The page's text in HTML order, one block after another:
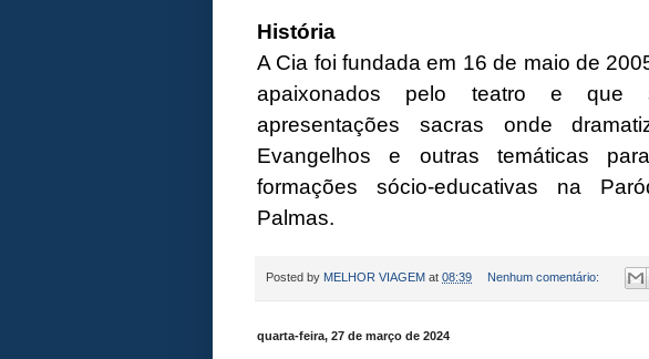
História
A Cia foi fundada em 16 de maio de
apaixonados pelo teatro e que
apresentações sacras onde
Evangelhos e outras temáticas
formações sócio-educativas na
Palmas.
Posted by MELHOR VIAGEM at 08:39 Nenhum comentário:
quarta-feira, 27 de março de 2024